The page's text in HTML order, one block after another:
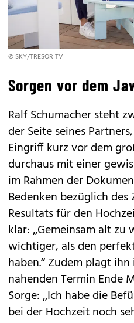
© SKY/TRESOR TV
Sorgen vor dem
Ralf Schumacher steht
der Seite seines
Eingriff kurz vor dem
durchaus mit einer
im Rahmen der
Bedenken bezüglich
Resultats für den
klar: „Gemeinsam alt
wichtiger, als den
haben.“ Zudem plagt
nahenden Termin Ende
Sorge: „Ich habe die
bei der Hochzeit noch